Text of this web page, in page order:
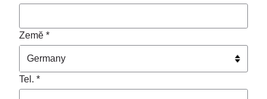
Zemĕ *
Tel. *